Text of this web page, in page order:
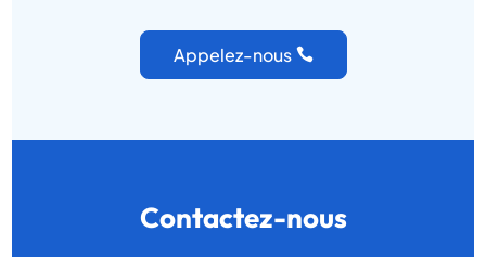
Appelez-nous
Contactez-nous